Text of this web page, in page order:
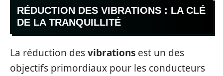
RÉDUCTION DES VIBRATIONS : LA CLÉ
DE LA TRANQUILLITÉ
La réduction desvibrations est un des
objectifs primordiaux pour les conducteurs